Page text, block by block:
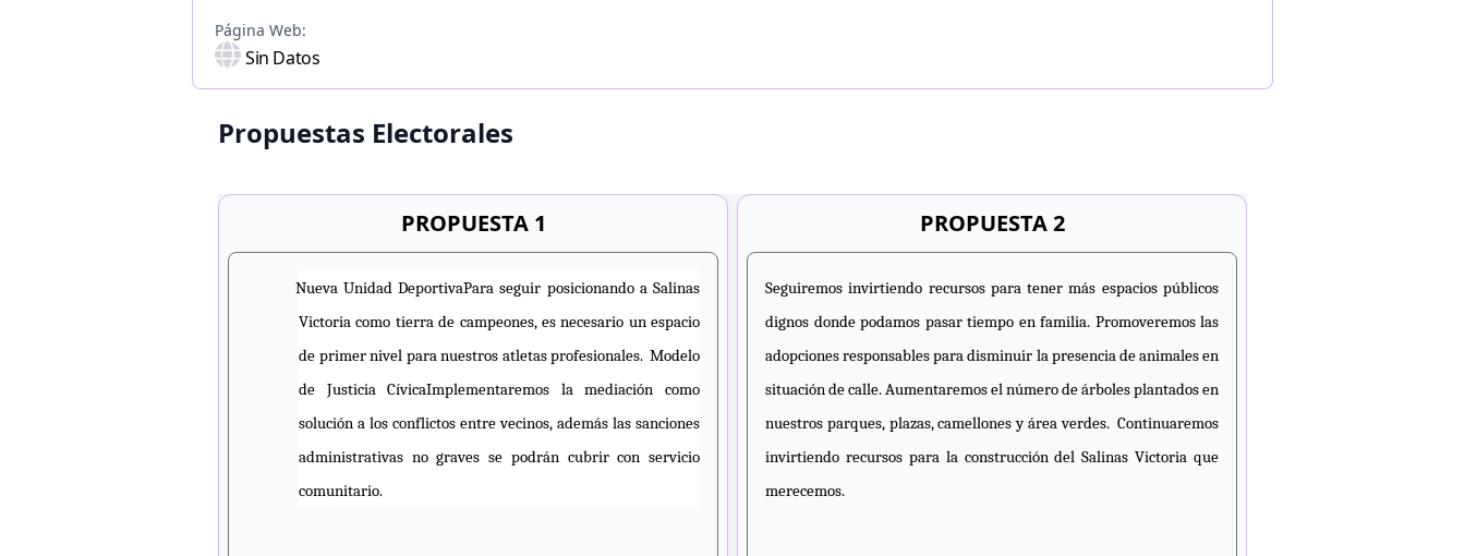
Página Web:
Sin Datos
Propuestas Electorales
PROPUESTA 1
Nueva Unidad DeportivaPara seguir posicionando a Salinas
Victoria como tierra de campeones, es necesario un espacio
de primer nivel para nuestros atletas profesionales. Modelo
de Justicia CívicaImplementaremos la mediación como
solución a los conflictos entre vecinos, además las sanciones
administrativas no graves se podrán cubrir con servicio
comunitario.
PROPUESTA 2
Seguiremos invirtiendo recursos para tener más espacios públicos
dignos donde podamos pasar tiempo en familia. Promoveremos las
adopciones responsables para disminuir la presencia de animales en
situación de calle.Aumentaremos el número de árboles plantados en
nuestros parques, plazas, camellones y área verdes. Continuaremos
invirtiendo recursos para la construcción del Salinas Victoria que
merecemos.